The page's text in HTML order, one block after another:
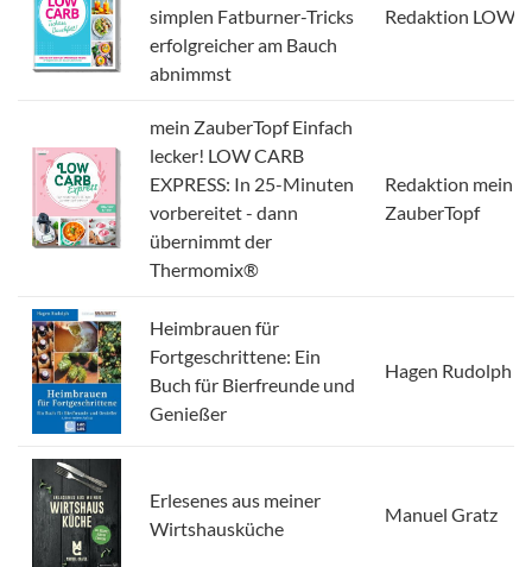
simplen Fatburner-Tricks
erfolgreicher am Bauch
abnimmst
Redaktion
mein ZauberTopf Einfach
lecker! LOW CARB
EXPRESS: In 25-Minuten
vorbereitet - dann
übernimmt der
Thermomix®
Redaktion mein
ZauberTopf
Heimbrauen für
Fortgeschrittene: Ein
Buch für Bierfreunde und
Genießer
Hagen Rudolph
Erlesenes aus meiner
Wirtshausküche
Manuel Gratz